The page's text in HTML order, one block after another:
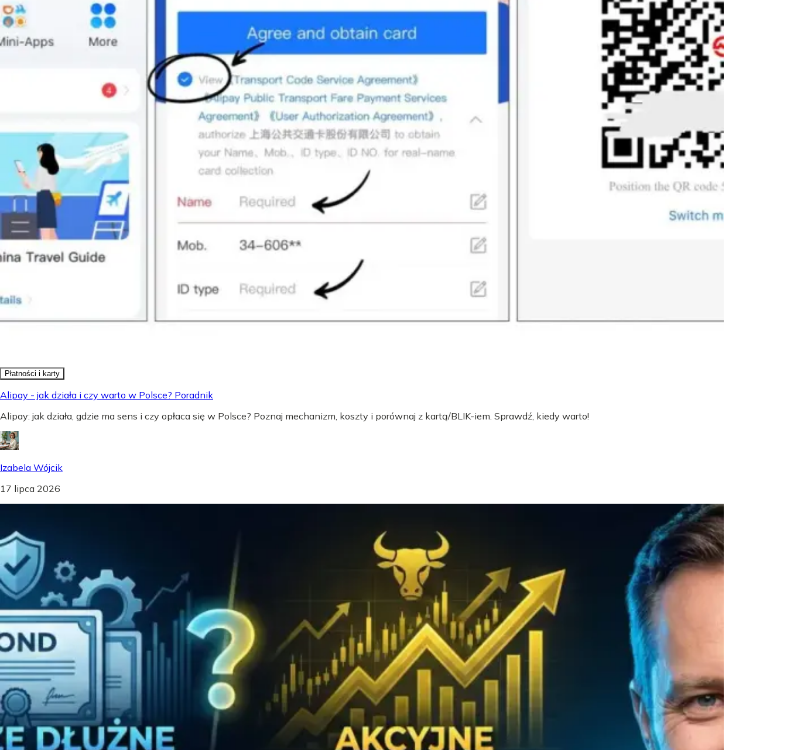
Płatności i karty
Alipay - jak działa i czy warto w Polsce? Poradnik
Alipay: jak działa, gdzie ma sens i czy opłaca się w Polsce? Poznaj mechanizm, koszty i porównaj z kartą/BLIK-iem. Sprawdź, kiedy warto!
Izabela Wójcik
17 lipca 2026